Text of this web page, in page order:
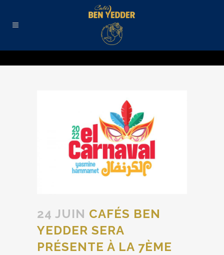
24 JUIN CAFÉS BEN
YEDDER SERA
PRÉSENTE À LA 7ÈME